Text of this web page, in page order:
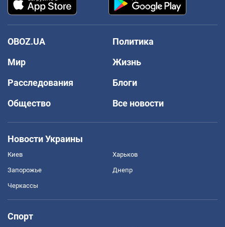
OBOZ.UA
Политика
Мир
Жизнь
Расследования
Блоги
Общество
Все новости
Новости Украины
Киев Харьков
Запорожье Днепр
Черкассы
Спорт